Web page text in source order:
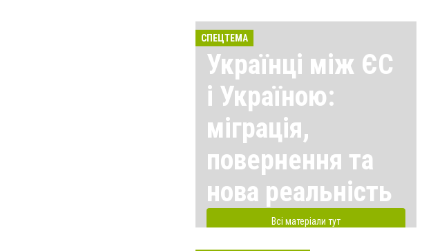
СПЕЦТЕМА
Українці між ЄС
і Україною:
міграція,
повернення та
нова реальність
Всі матеріали тут